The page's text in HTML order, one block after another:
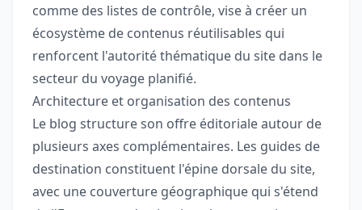
comme des listes de contrôle, vise à créer un
écosystème de contenus réutilisables qui
renforcent l'autorité thématique du site dans le
secteur du voyage planifié.
Architecture et organisation des contenus
Le blog structure son offre éditoriale autour de
plusieurs axes complémentaires. Les guides de
destination constituent l'épine dorsale du site,
avec une couverture géographique qui s'étend